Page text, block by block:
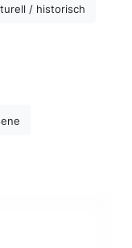
/ historisch